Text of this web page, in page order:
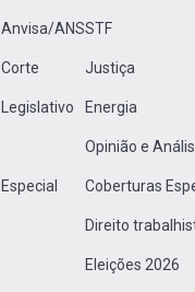
ANSSTF
Justiça
Energia
Opinião e
Coberturas
Direito
Eleições 2026